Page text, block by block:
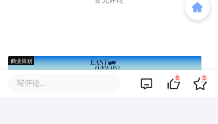
商业策划
写评论... 5 3